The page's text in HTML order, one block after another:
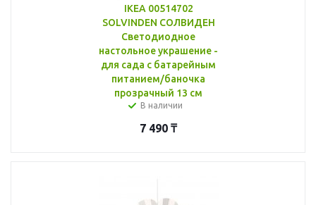
IKEA 00514702
SOLVINDEN СОЛВИДЕН
Светодиодное
настольное украшение -
для сада с батарейным
питанием/баночка
прозрачный 13 см
В наличии
7 490 ₸